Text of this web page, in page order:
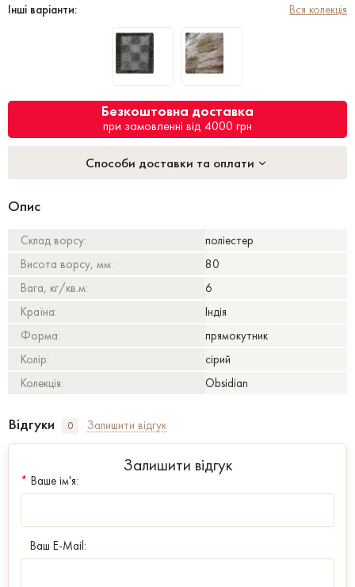
Інші варіанти: Вся колекція
Безкоштовна доставка
при замовленні від 4000 грн
Способи доставки та оплати
Опис
Склад ворсу:
поліестер
Висота ворсу, мм:
80
Вага, кг/кв.м:
6
Країна:
Індія
Форма:
прямокутник
Колір:
сірий
Колекція:
Obsidian
Відгуки 0 Залишити відгук
Залишити відгук
* Ваше ім'я:
Ваш E-Mail: